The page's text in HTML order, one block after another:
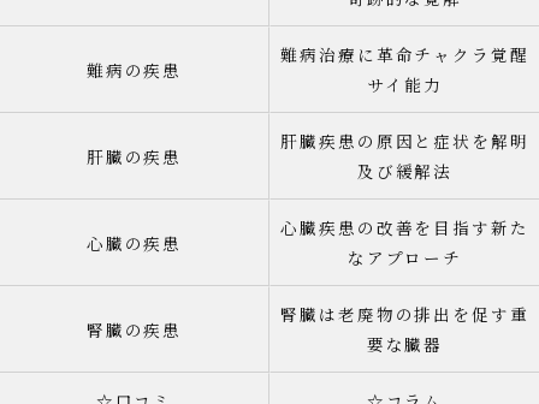
難病の疾患
難病治療に革命チャクラ覚醒
サイ能力
肝臓の疾患
肝臓疾患の原因と症状を解明
及び緩解法
心臓の疾患
心臓疾患の改善を目指す新た
なアプローチ
腎臓の疾患
腎臓は老廃物の排出を促す重
要な臓器